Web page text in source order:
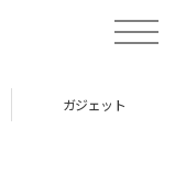
toggle
ガジェット